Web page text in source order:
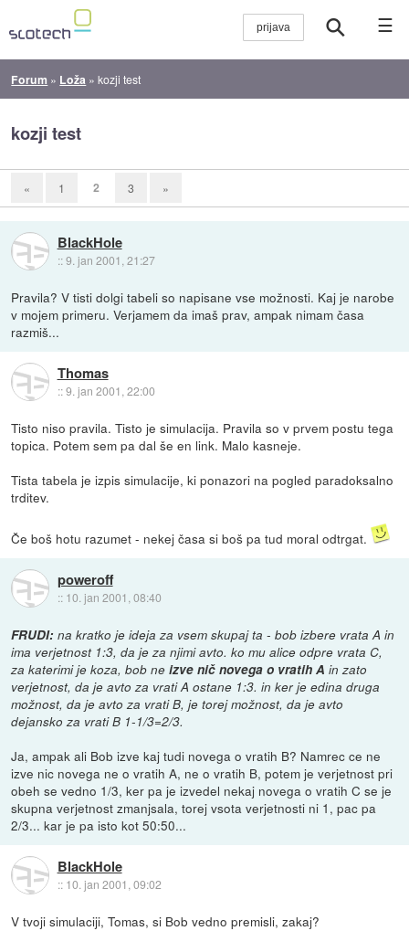
☰
Forum » Loža »kozji test
kozji test
« 1 2 3 »
BlackHole
::9. jan 2001, 21:27
Pravila? V tisti dolgi tabeli so napisane vse možnosti. Kaj je narobe
v mojem primeru. Verjamem da imaš prav, ampak nimam časa
razmiš...
Thomas
::9. jan 2001, 22:00
Tisto niso pravila. Tisto je simulacija. Pravila so v prvem postu tega
topica. Potem sem pa dal še en link. Malo kasneje.
Tista tabela je izpis simulacije, ki ponazori na pogled paradoksalno
trditev.
Če boš hotu razumet - nekej časa si boš pa tud moral odtrgat.
poweroff
:: 10. jan 2001, 08:40
FRUDI: na kratko je ideja za vsem skupaj ta - bob izbere vrata A in
ima verjetnost 1:3, da je za njimi avto. ko mu alice odpre vrata C,
za katerimi je koza, bob neizve nič novega o vratih A in zato
verjetnost, da je avto za vrati A ostane 1:3. in ker je edina druga
možnost, da je avto za vrati B, je torej možnost, da je avto
dejansko za vrati B 1-1/3=2/3.
Ja, ampak ali Bob izve kaj tudi novega o vratih B? Namrec ce ne
izve nic novega ne o vratih A, ne o vratih B, potem je verjetnost pri
obeh se vedno 1/3, ker pa je izvedel nekaj novega o vratih C se je
skupna verjetnost zmanjsala, torej vsota verjetnosti ni 1, pac pa
2/3... kar je pa isto kot 50:50...
BlackHole
:: 10. jan 2001, 09:02
V tvoji simulaciji, Tomas, si Bob vedno premisli, zakaj?